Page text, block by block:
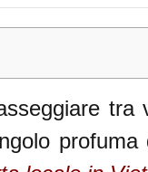
tra